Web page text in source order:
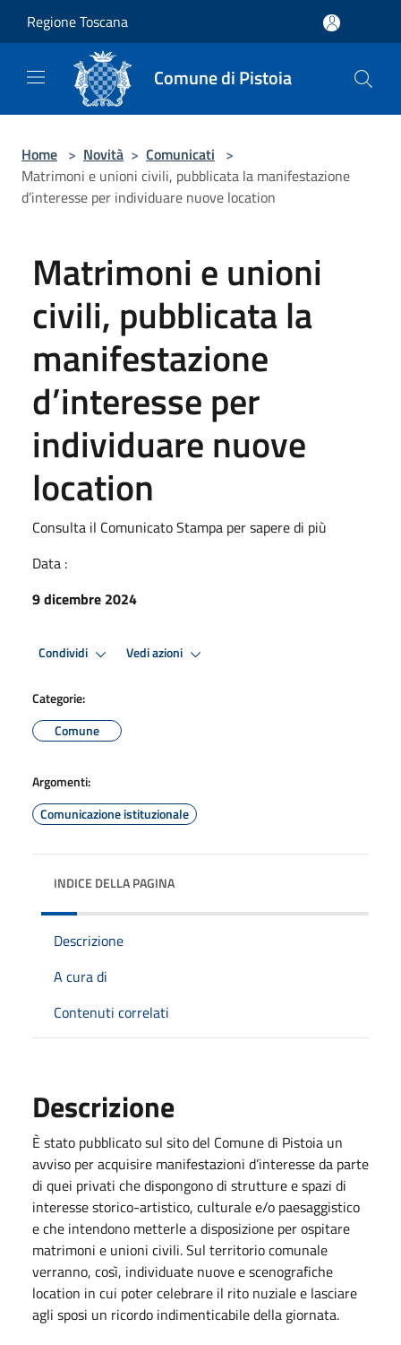
Regione Toscana
Comune di Pistoia
Home > Novità > Comunicati >
Matrimoni e unioni civili, pubblicata la manifestazione
d’interesse per individuare nuove location
Matrimoni e unioni
civili, pubblicata la
manifestazione
d’interesse per
individuare nuove
location
Consulta il Comunicato Stampa per sapere di più
Data :
9 dicembre 2024
Condividi Vedi azioni
Categorie:
Comune
Argomenti:
Comunicazione istituzionale
INDICE DELLA PAGINA
Descrizione
A cura di
Contenuti correlati
Descrizione
È stato pubblicato sul sito del Comune di Pistoia un
avviso per acquisire manifestazioni d’interesse da parte
di quei privati che dispongono di strutture e spazi di
interesse storico-artistico, culturale e/o paesaggistico
e che intendono metterle a disposizione per ospitare
matrimoni e unioni civili. Sul territorio comunale
verranno, così, individuate nuove e scenografiche
location in cui poter celebrare il rito nuziale e lasciare
agli sposi un ricordo indimenticabile della giornata.